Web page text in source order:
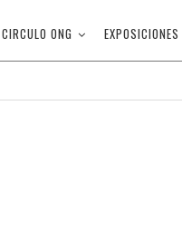
CIRCULO ONG EXPOSICIONES